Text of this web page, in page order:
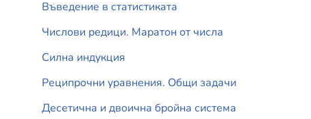
Въведение в статистиката
Числови редици. Маратон от числа
Силна индукция
Реципрочни уравнения. Общи задачи
Десетична и двоична бройна система